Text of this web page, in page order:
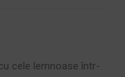
cele lemnoase într-